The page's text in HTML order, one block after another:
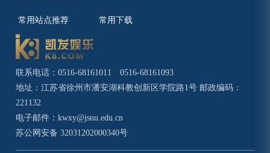
常用站点推荐 常用下载
联系电话：0516-68161011 0516-68161093
地址：江苏省徐州市潘安湖科教创新区学院路1号 邮政编码：
221132
电子邮件：kwxy@jsnu.edu.cn
苏公网安备 32031202000340号